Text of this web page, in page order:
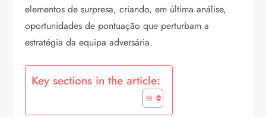
elementos de surpresa, criando, em última análise,
oportunidades de pontuação que perturbam a
estratégia da equipa adversária.
Key sections in the article: